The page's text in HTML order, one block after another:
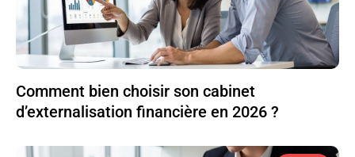
Comment bien choisir son cabinet
d’externalisation financière en 2026 ?